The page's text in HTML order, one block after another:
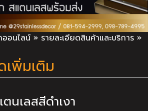
อนไลน์ » รายละเอียดสินค้าและบริการ »
เพิ่มเติม
นเลสสีดำเงา